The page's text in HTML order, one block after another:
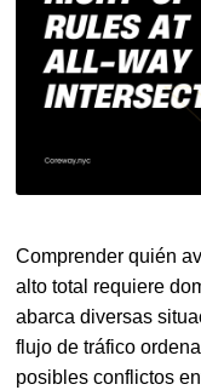
Comprender quién
alto total requiere
abarca diversas
flujo de tráfico
posibles conflictos